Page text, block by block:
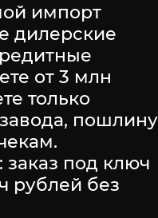
импорт
дилерские
от 3 млн
только
пошлину
под ключ
рублей без